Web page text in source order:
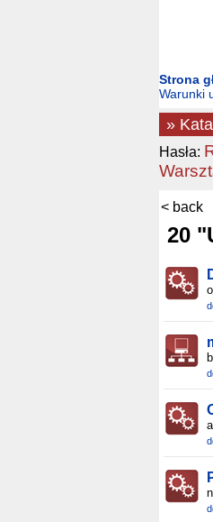
Strona
Warunki
»
Hasła:
< back
20